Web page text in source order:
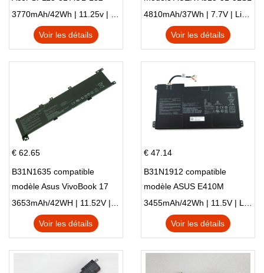
NE132
3770mAh/42Wh | 11.25v | Li-ion ...
Voir les détails
N17Q1 SERIES
4810mAh/37Wh | 7.7V | Li-ion ...
Voir les détails
€ 62.65
B31N1635 compatible
modèle Asus VivoBook 17
X705NC X705UA X705UV
X705UN X705UD
3653mAh/42WH | 11.52V | Li-ion ...
Voir les détails
€ 47.14
B31N1912 compatible
modèle ASUS E410M
E410MA L410MA
3455mAh/42Wh | 11.5V | Li-ion ...
Voir les détails